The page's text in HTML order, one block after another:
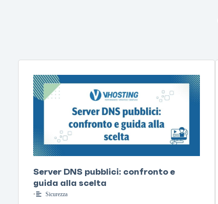
Server DNS pubblici: confronto e
guida alla scelta
• Sicurezza